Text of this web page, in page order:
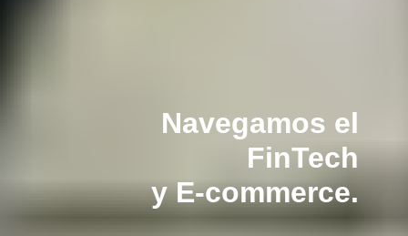
Navegamos el
FinTech
y E-commerce.